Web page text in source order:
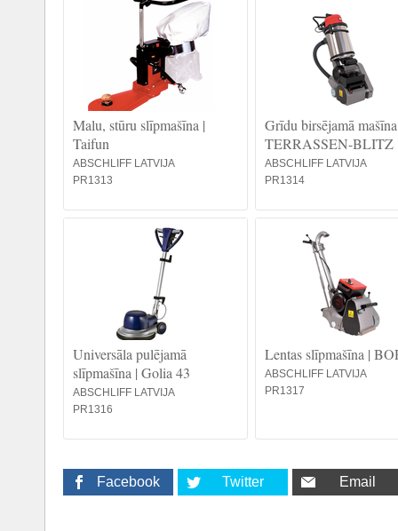
Malu, stūru slīpmašīna |
Taifun
ABSCHLIFF LATVIJA
PR1313
Grīdu birsējamā
TERRASSEN-BLITZ
ABSCHLIFF LATVIJA
PR1314
Universāla pulējamā
slīpmašīna | Golia 43
ABSCHLIFF LATVIJA
PR1316
Lentas slīpmašīna |
ABSCHLIFF LATVIJA
PR1317
Facebook Twitter Email